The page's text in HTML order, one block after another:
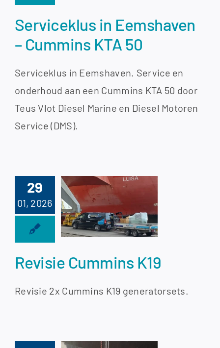
50
Serviceklus in Eemshaven
– Cummins KTA 50
Serviceklus in Eemshaven. Service en
onderhoud aan een Cummins KTA 50 door
Teus Vlot Diesel Marine en Diesel Motoren
Service (DMS).
29
01, 2026
K19
Revisie Cummins K19
Revisie 2x Cummins K19 generatorsets.